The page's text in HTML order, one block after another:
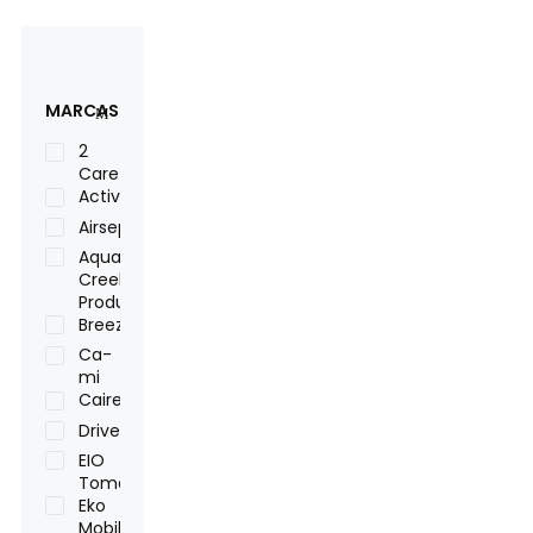
MARCAS
2
Care
Activ
Airsep
Aqua
Creek
Products
Breezy
Ca-
mi
Caire
Drive
EIO
Tomato
Eko
Mobility